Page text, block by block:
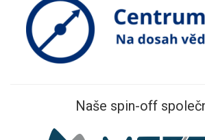
Naše spin-off